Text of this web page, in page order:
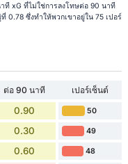
ที xG ที่ไม่ใช่การลงโทษต่อ 90 นาที
0.78 ซึ่งทำให้พวกเขาอยู่ใน 75 เปอร์
ต่อ 90 นาที
เปอร์เซ็นต์
0.90 50
0.30 49
0.60 48